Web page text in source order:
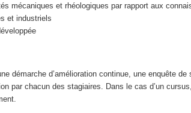
mécaniques et rhéologiques par rapport aux
et industriels
démarche d’amélioration continue, une enquête
par chacun des stagiaires. Dans le cas d’un